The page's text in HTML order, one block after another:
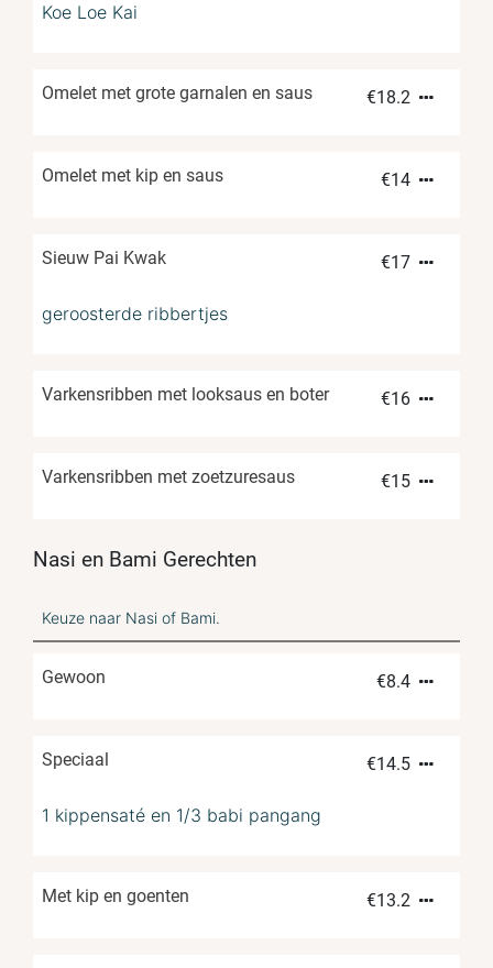
Koe Loe Kai
Omelet met grote garnalen en saus €18.2
Omelet met kip en saus €14
Sieuw Pai Kwak €17
geroosterde ribbertjes
Varkensribben met looksaus en boter €16
Varkensribben met zoetzuresaus €15
Nasi en Bami Gerechten
Keuze naar Nasi of Bami.
Gewoon €8.4
Speciaal €14.5
1 kippensaté en 1/3 babi pangang
Met kip en goenten €13.2